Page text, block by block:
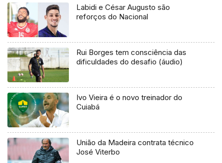
Labidi e César Augusto são
reforços do Nacional
Rui Borges tem consciência das
dificuldades do desafio (áudio)
Ivo Vieira é o novo treinador do
Cuiabá
União da Madeira contrata técnico
José Viterbo